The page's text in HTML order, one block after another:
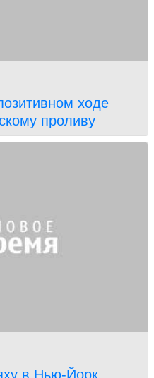
ходе
проливу
в Нью-Йорк